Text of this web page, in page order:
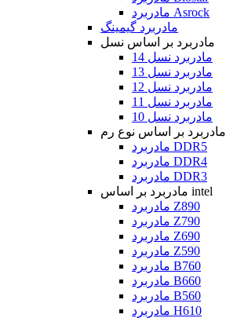
مادربرد Asrock
مادربرد گیمینگ
مادربرد بر اساس نسل
مادربرد نسل 14
مادربرد نسل 13
مادربرد نسل 12
مادربرد نسل 11
مادربرد نسل 10
مادربرد بر اساس نوع رم
مادربرد DDR5
مادربرد DDR4
مادربرد DDR3
مادربرد بر اساس intel
مادربرد Z890
مادربرد Z790
مادربرد Z690
مادربرد Z590
مادربرد B760
مادربرد B660
مادربرد B560
مادربرد H610